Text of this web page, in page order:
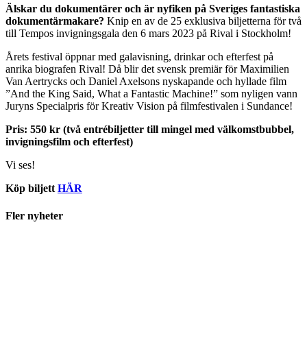
Älskar du dokumentärer och är nyfiken på Sveriges fantastiska
dokumentärmakare? Knip en av de 25 exklusiva biljetterna för två
till Tempos invigningsgala den 6 mars 2023 på Rival i Stockholm!
Årets festival öppnar med galavisning, drinkar och efterfest på
anrika biografen Rival! Då blir det svensk premiär för Maximilien
Van Aertrycks och Daniel Axelsons nyskapande och hyllade film
”And the King Said, What a Fantastic Machine!” som nyligen vann
Juryns Specialpris för Kreativ Vision på filmfestivalen i Sundance!
Pris: 550 kr (två entrébiljetter till mingel med välkomstbubbel,
invigningsfilm och efterfest)
Vi ses!
Köp biljett HÄR
Fler nyheter